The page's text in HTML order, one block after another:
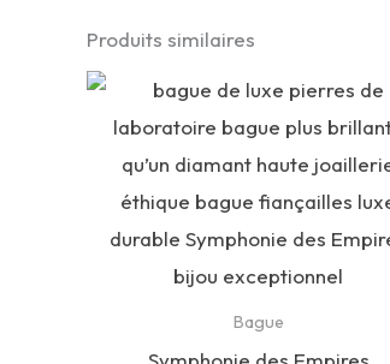
Produits similaires
Bague